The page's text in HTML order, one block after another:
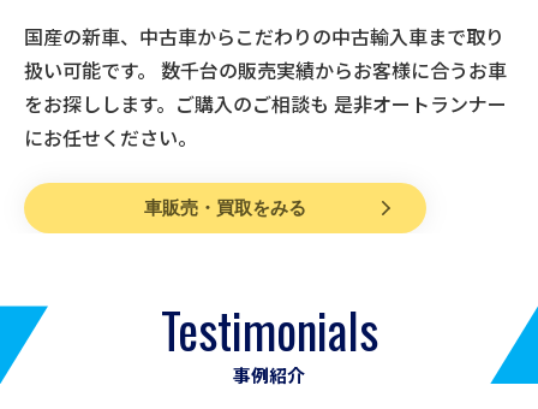
国産の新車、中古車からこだわりの中古輸入車まで取り
扱い可能です。 数千台の販売実績からお客様に合うお車
をお探しします。ご購入のご相談も 是非オートランナー
にお任せください。
車販売・買取をみる
Testimonials
事例紹介